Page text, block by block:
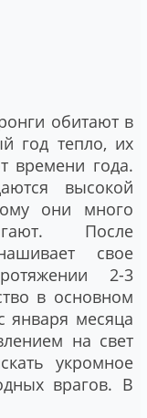
обитают в
год тепло, их
времени года.
высокой
они много
После
свое
2-3
в основном
января месяца
на свет
укромное
врагов. В